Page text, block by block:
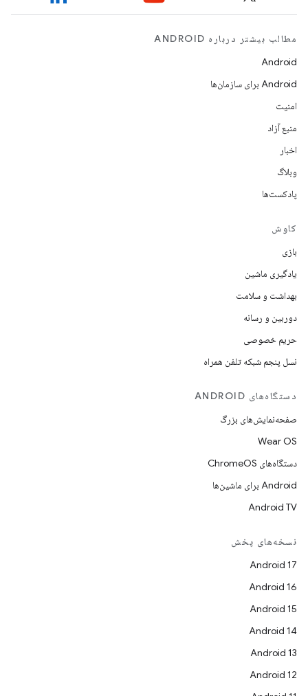
مطالب بیشتر درباره ANDROID
Android
Android برای سازمان‌ها
امنیت
منبع آزاد
اخبار
وبلاگ
پادکست‌ها
کاوش
بازی
یادگیری ماشین
بهداشت و سلامت
دوربین و رسانه
حریم خصوصی
نسل پنجم شبکه تلفن همراه
دستگاه‌های ANDROID
صفحه‌نمایش‌های بزرگ
Wear OS
دستگاه‌های ChromeOS
Android برای ماشین‌ها
Android TV
نسخه‌های پخش
Android 17
Android 16
Android 15
Android 14
Android 13
Android 12